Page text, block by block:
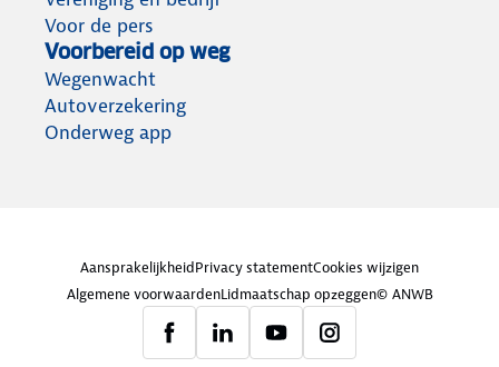
Voor de pers
Voorbereid op weg
Wegenwacht
Autoverzekering
Onderweg app
AansprakelijkheidPrivacy statementCookies wijzigen
Algemene voorwaardenLidmaatschap opzeggen© ANWB